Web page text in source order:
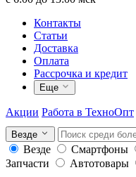
Контакты
Статьи
Доставка
Оплата
Рассрочка и кредит
Еще
Акции Работа в ТехноОпт
Везде
Везде Смартфоны
Запчасти
Автотовары